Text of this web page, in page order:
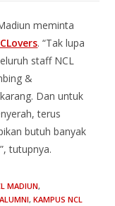
meminta
. “Tak lupa
staff NCL
&
Dan untuk
terus
butuh banyak
tutupnya.
MADIUN,
, KAMPUS NCL